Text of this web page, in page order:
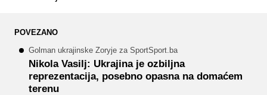
POVEZANO
Golman ukrajinske Zoryje za SportSport.ba
Nikola Vasilj: Ukrajina je ozbiljna
reprezentacija, posebno opasna na domaćem
terenu